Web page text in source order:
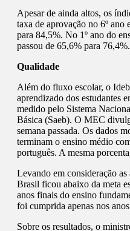
Apesar de ainda altos, os
taxa de aprovação no 6º
para 84,5%. No 1º ano do
passou de 65,6% para 76,4%.
Qualidade
Além do fluxo escolar, o
aprendizado dos estudantes
medido pelo Sistema
Básica (Saeb). O MEC
semana passada. Os dados
terminam o ensino médio
português. A mesma
Levando em consideração
Brasil ficou abaixo da meta
anos finais do ensino
foi cumprida apenas nos
Sobre os resultados, o